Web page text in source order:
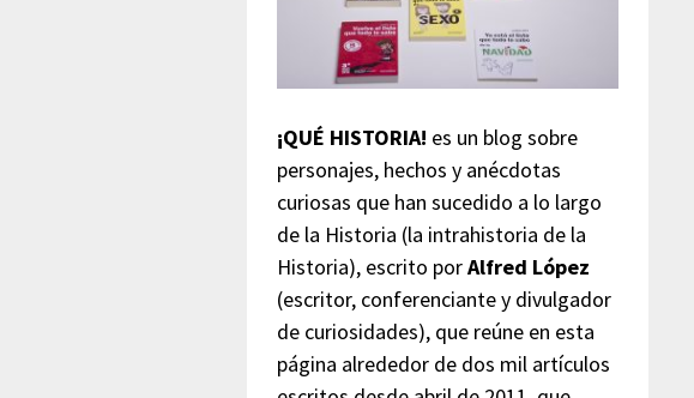
¡QUÉ HISTORIA! es un blog sobre
personajes, hechos y anécdotas
curiosas que han sucedido a lo largo
de la Historia (la intrahistoria de la
Historia), escrito porAlfred López
(escritor, conferenciante y divulgador
de curiosidades), que reúne en esta
página alrededor de dos mil artículos